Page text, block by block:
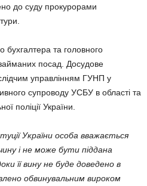
до суду прокурорами
бухгалтера та головного
посад. Досудове
управлінням ГУНП у
супроводу УСБУ в області та
поліції України.
України особа вважається
і не може бути піддана
її вину не буде доведено в
обвинувальним вироком